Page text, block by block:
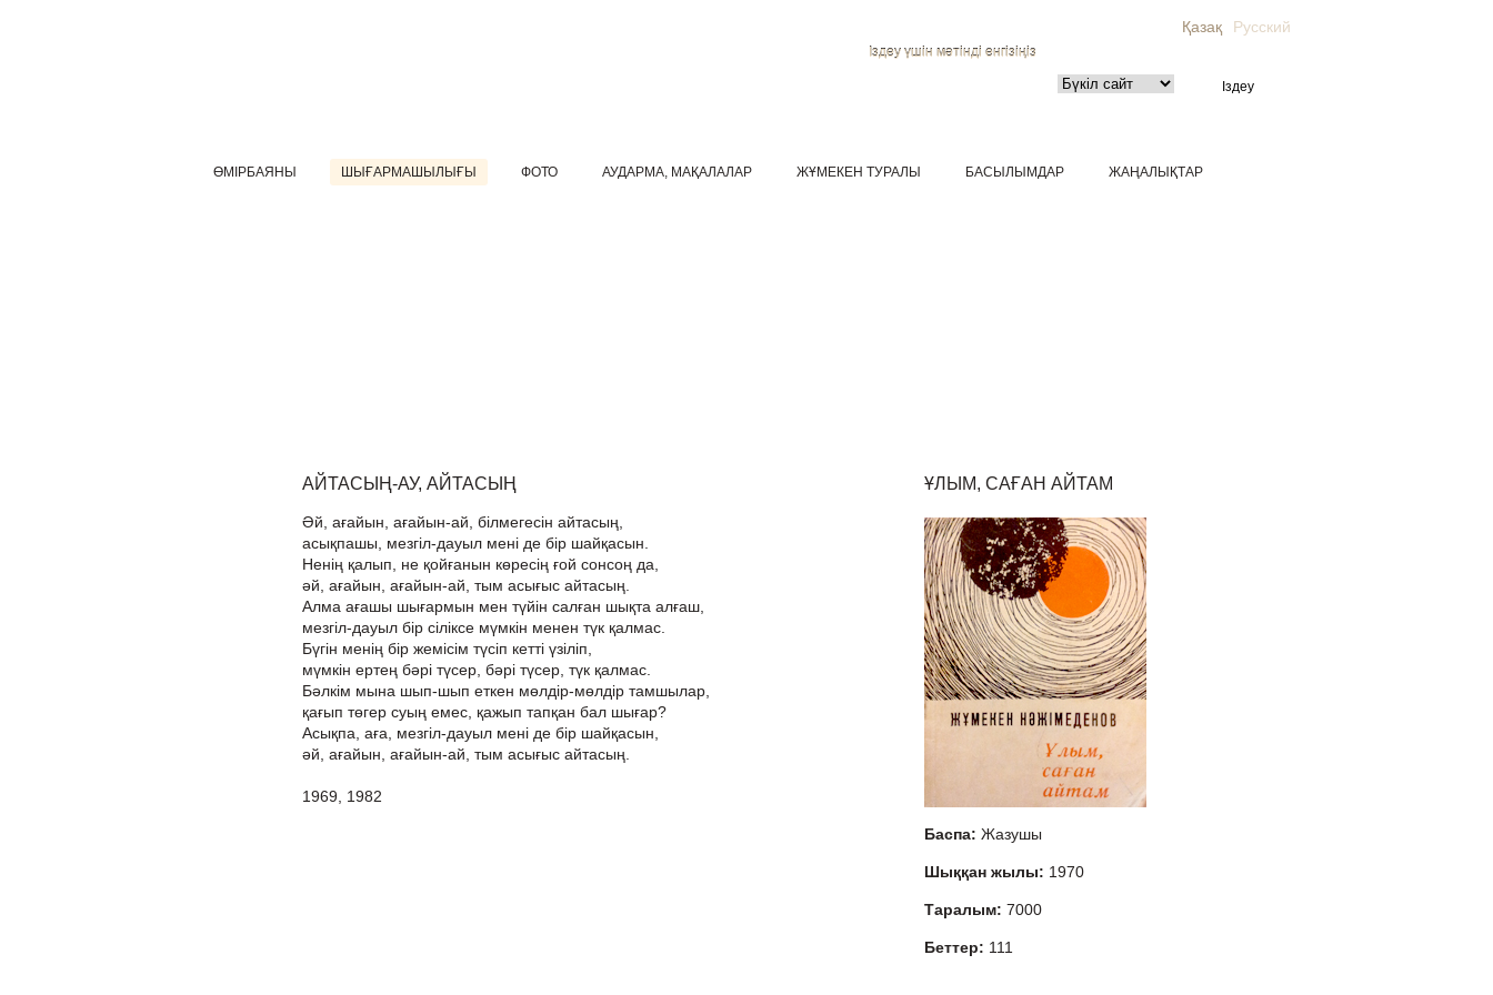
Қазақ Русский
Іздеу үшін мәтінді енгізіңіз
ӨМІРБАЯНЫ ШЫҒАРМАШЫЛЫҒЫ ФОТО АУДАРМА, МАҚАЛАЛАР ЖҰМЕКЕН ТУРАЛЫ БАСЫЛЫМДАР ЖАҢАЛЫҚТАР
АЙТАСЫҢ-АУ, АЙТАСЫҢ
Әй, ағайын, ағайын-ай, білмегесін айтасың,
асықпашы, мезгіл-дауыл мені де бір шайқасын.
Ненің қалып, не қойғанын көресің ғой сонсоң да,
әй, ағайын, ағайын-ай, тым асығыс айтасың.
Алма ағашы шығармын мен түйін салған шықта алғаш,
мезгіл-дауыл бір сіліксе мүмкін менен түк қалмас.
Бүгін менің бір жемісім түсіп кетті үзіліп,
мүмкін ертең бәрі түсер, бәрі түсер, түк қалмас.
Бәлкім мына шып-шып еткен мөлдір-мөлдір тамшылар,
қағып төгер суың емес, қажып тапқан бал шығар?
Асықпа, аға, мезгіл-дауыл мені де бір шайқасын,
әй, ағайын, ағайын-ай, тым асығыс айтасың.
1969, 1982
ҰЛЫМ, САҒАН АЙТАМ
Баспа: Жазушы
Шыққан жылы: 1970
Таралым: 7000
Беттер: 111